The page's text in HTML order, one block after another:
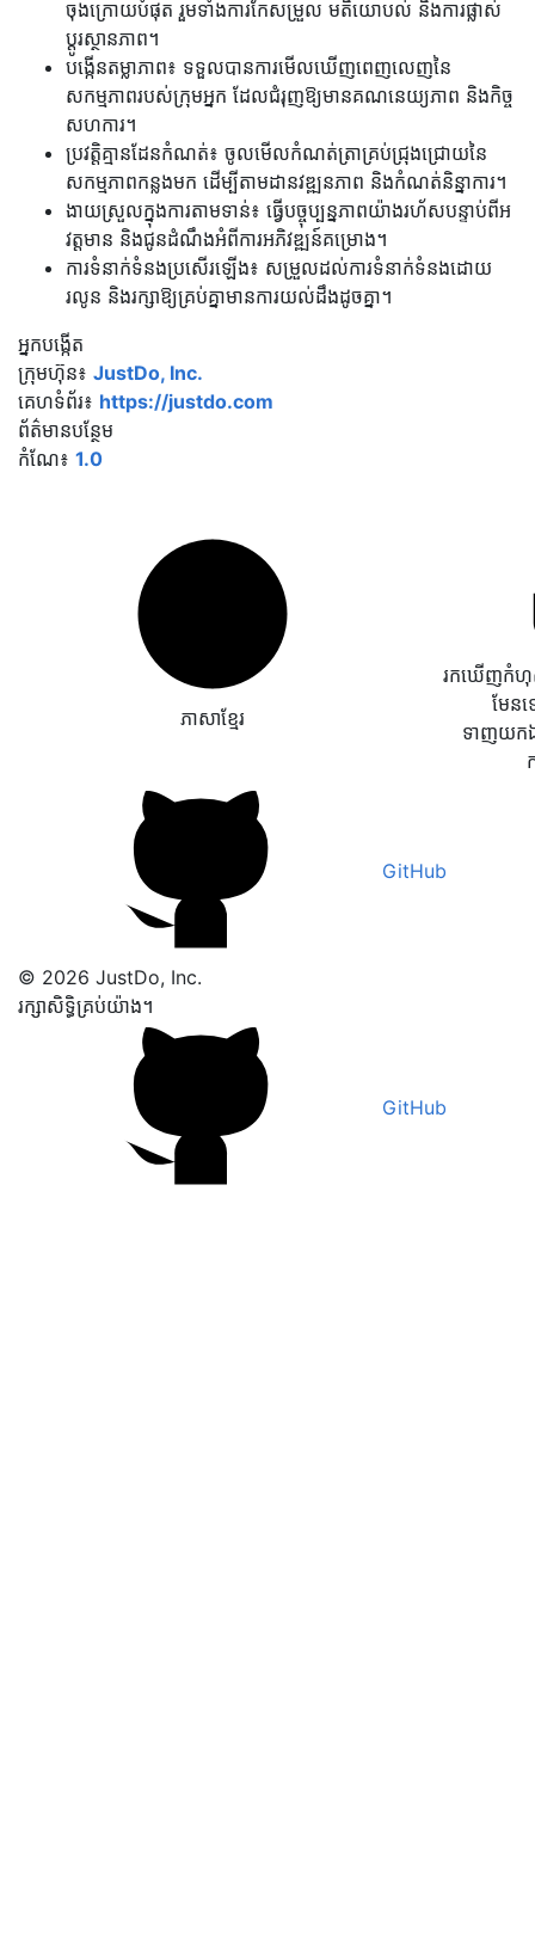
ចុងក្រោយបំផុត រួមទាំងការកែសម្រួល មតិយោបល់ និងការផ្លាស់
ប្តូរស្ថានភាព។
បង្កើនតម្លាភាព៖ ទទួលបានការមើលឃើញពេញលេញនៃ
សកម្មភាពរបស់ក្រុមអ្នក ដែលជំរុញឱ្យមានគណនេយ្យភាព និងកិច្ច
សហការ។
ប្រវត្តិគ្មានដែនកំណត់៖ ចូលមើលកំណត់ត្រាគ្រប់ជ្រុងជ្រោយនៃ
សកម្មភាពកន្លងមក ដើម្បីតាមដានវឌ្ឍនភាព និងកំណត់និន្នាការ។
ងាយស្រួលក្នុងការតាមទាន់៖ ធ្វើបច្ចុប្បន្នភាពយ៉ាងរហ័សបន្ទាប់ពីអ
វត្តមាន និងជូនដំណឹងអំពីការអភិវឌ្ឍន៍គម្រោង។
ការទំនាក់ទំនងប្រសើរឡើង៖ សម្រួលដល់ការទំនាក់ទំនងដោយ
រលូន និងរក្សាឱ្យគ្រប់គ្នាមានការយល់ដឹងដូចគ្នា។
អ្នកបង្កើត
ក្រុមហ៊ុន៖ JustDo, Inc.
គេហទំព័រ៖ https://justdo.com
ព័ត៌មានបន្ថែម
កំណែ៖ 1.0
ភាសាខ្មែរ
រកឃើញកំហុស
មែន
ទាញយកឯ
GitHub
© 2026 JustDo, Inc.
រក្សាសិទ្ធិគ្រប់យ៉ាង។
GitHub